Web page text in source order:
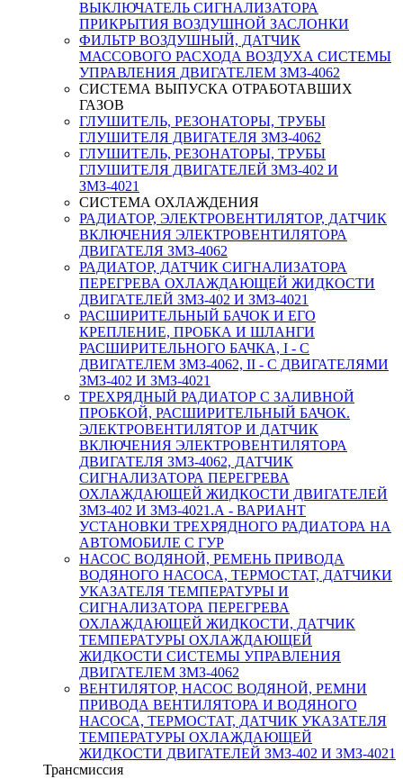
ВЫКЛЮЧАТЕЛЬ СИГНАЛИЗАТОРА
ПРИКРЫТИЯ ВОЗДУШНОЙ ЗАСЛОНКИ
ФИЛЬТР ВОЗДУШНЫЙ, ДАТЧИК
МАССОВОГО РАСХОДА ВОЗДУХА СИСТЕМЫ
УПРАВЛЕНИЯ ДВИГАТЕЛЕМ ЗМЗ-4062
СИСТЕМА ВЫПУСКА ОТРАБОТАВШИХ
ГАЗОВ
ГЛУШИТЕЛЬ, РЕЗОНАТОРЫ, ТРУБЫ
ГЛУШИТЕЛЯ ДВИГАТЕЛЯ ЗМЗ-4062
ГЛУШИТЕЛЬ, РЕЗОНАТОРЫ, ТРУБЫ
ГЛУШИТЕЛЯ ДВИГАТЕЛЕЙ ЗМЗ-402 И
ЗМЗ-4021
СИСТЕМА ОХЛАЖДЕНИЯ
РАДИАТОР, ЭЛЕКТРОВЕНТИЛЯТОР, ДАТЧИК
ВКЛЮЧЕНИЯ ЭЛЕКТРОВЕНТИЛЯТОРА
ДВИГАТЕЛЯ ЗМЗ-4062
РАДИАТОР, ДАТЧИК СИГНАЛИЗАТОРА
ПЕРЕГРЕВА ОХЛАЖДАЮЩЕЙ ЖИДКОСТИ
ДВИГАТЕЛЕЙ ЗМЗ-402 И ЗМЗ-4021
РАСШИРИТЕЛЬНЫЙ БАЧОК И ЕГО
КРЕПЛЕНИЕ, ПРОБКА И ШЛАНГИ
РАСШИРИТЕЛЬНОГО БАЧКА, I - С
ДВИГАТЕЛЕМ ЗМЗ-4062, II - С ДВИГАТЕЛЯМИ
ЗМЗ-402 И ЗМЗ-4021
ТРЕХРЯДНЫЙ РАДИАТОР С ЗАЛИВНОЙ
ПРОБКОЙ, РАСШИРИТЕЛЬНЫЙ БАЧОК.
ЭЛЕКТРОВЕНТИЛЯТОР И ДАТЧИК
ВКЛЮЧЕНИЯ ЭЛЕКТРОВЕНТИЛЯТОРА
ДВИГАТЕЛЯ ЗМЗ-4062, ДАТЧИК
СИГНАЛИЗАТОРА ПЕРЕГРЕВА
ОХЛАЖДАЮЩЕЙ ЖИДКОСТИ ДВИГАТЕЛЕЙ
ЗМЗ-402 И ЗМЗ-4021.А - ВАРИАНТ
УСТАНОВКИ ТРЕХРЯДНОГО РАДИАТОРА НА
АВТОМОБИЛЕ С ГУР
НАСОС ВОДЯНОЙ, РЕМЕНЬ ПРИВОДА
ВОДЯНОГО НАСОСА, ТЕРМОСТАТ, ДАТЧИКИ
УКАЗАТЕЛЯ ТЕМПЕРАТУРЫ И
СИГНАЛИЗАТОРА ПЕРЕГРЕВА
ОХЛАЖДАЮЩЕЙ ЖИДКОСТИ, ДАТЧИК
ТЕМПЕРАТУРЫ ОХЛАЖДАЮЩЕЙ
ЖИДКОСТИ СИСТЕМЫ УПРАВЛЕНИЯ
ДВИГАТЕЛЕМ ЗМЗ-4062
ВЕНТИЛЯТОР, НАСОС ВОДЯНОЙ, РЕМНИ
ПРИВОДА ВЕНТИЛЯТОРА И ВОДЯНОГО
НАСОСА, ТЕРМОСТАТ, ДАТЧИК УКАЗАТЕЛЯ
ТЕМПЕРАТУРЫ ОХЛАЖДАЮЩЕЙ
ЖИДКОСТИ ДВИГАТЕЛЕЙ ЗМЗ-402 И ЗМЗ-4021
Трансмиссия